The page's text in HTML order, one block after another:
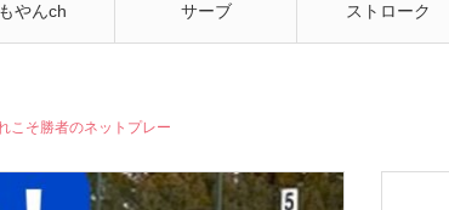
やんch サーブ ストローク
こそ勝者のネットプレー